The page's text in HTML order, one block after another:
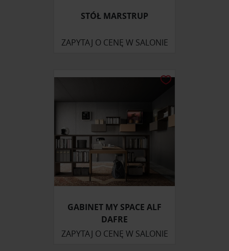
STÓŁ MARSTRUP
ZAPYTAJ O CENĘ W SALONIE
GABINET MY SPACE ALF
DAFRE
ZAPYTAJ O CENĘ W SALONIE